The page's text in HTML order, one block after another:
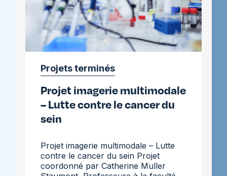
Projets terminés
Projet imagerie multimodale
– Lutte contre le cancer du
sein
Projet imagerie multimodale – Lutte
contre le cancer du sein Projet
coordonné par Catherine Muller